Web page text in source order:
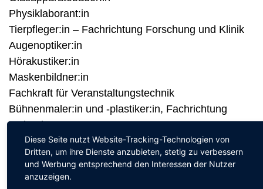
Physiklaborant:in
Tierpfleger:in – Fachrichtung Forschung und Klinik
Augenoptiker:in
Hörakustiker:in
Maskenbildner:in
Fachkraft für Veranstaltungstechnik
Bühnenmaler:in und -plastiker:in, Fachrichtung
Malerei
Fachinformatiker:in – Fachrichtung
Systemintegration
Fachinformatiker:in – Fachrichtung Daten- und
Diese Seite nutzt Website-Tracking-Technologien von
Dritten, um ihre Dienste anzubieten, stetig zu verbessern
und Werbung entsprechend den Interessen der Nutzer
anzuzeigen.